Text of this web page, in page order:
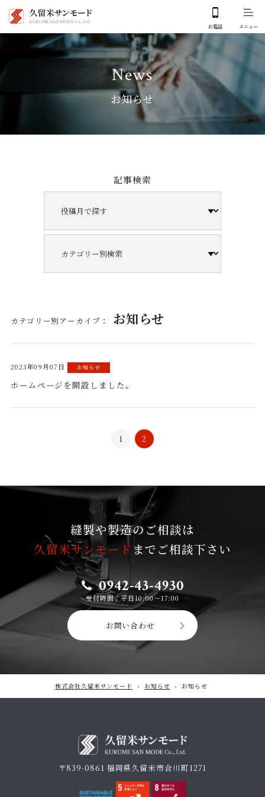
News
お知らせ
記事検索
カテゴリー別アーカイブ： お知らせ
2023年09月07日 お知らせ
ホームページを開設しました。
1 2
縫製や製造のご相談は
久留米サンモード までご相談下さい
0942-43-4930
受付時間：平日10:00〜17:00
お問い合わせ
株式会社久留米サンモード › お知らせ › お知らせ
〒839-0861 福岡県久留米市合川町1271